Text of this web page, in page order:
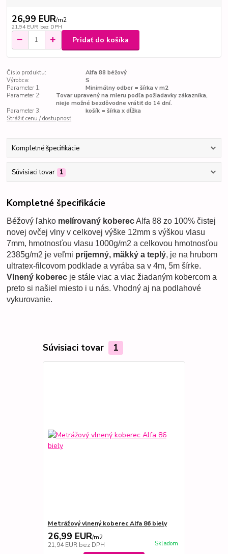
26,99 EUR/m2
21,94 EUR bez DPH
Pridať do košíka
Číslo produktu:
Alfa 88 béžový
Výrobca:
S
Parameter 1:
Minimálny odber = šírka v m2
Parameter 2:
Tovar upravený na mieru podľa požiadavky zákazníka,
nieje možné bezdôvodne vrátiť do 14 dní.
Parameter 3:
košík = šírka x dĺžka
Strážiť cenu / dostupnosť
Kompletné špecifikácie
Súvisiaci tovar 1
Kompletné špecifikácie
Béžový ľahko melírovaný koberecAlfa 88 zo 100% čistej
novej ovčej vlny v celkovej výške 12mm s výškou vlasu
7mm, hmotnosťou vlasu 1000g/m2 a celkovou hmotnosťou
2385g/m2 je veľmi príjemný, mäkký a teplý, je na hrubom
ultratex-filcovom podklade a vyrába sa v 4m, 5m šírke.
Vlnený koberec je stále viac a viac žiadaným kobercom a
preto si našiel miesto i u nás. Vhodný aj na podlahové
vykurovanie.
Súvisiaci tovar 1
Metrážový vlnený koberec Alfa 86 biely
26,99 EUR/m2
21,94 EUR bez DPH Skladom